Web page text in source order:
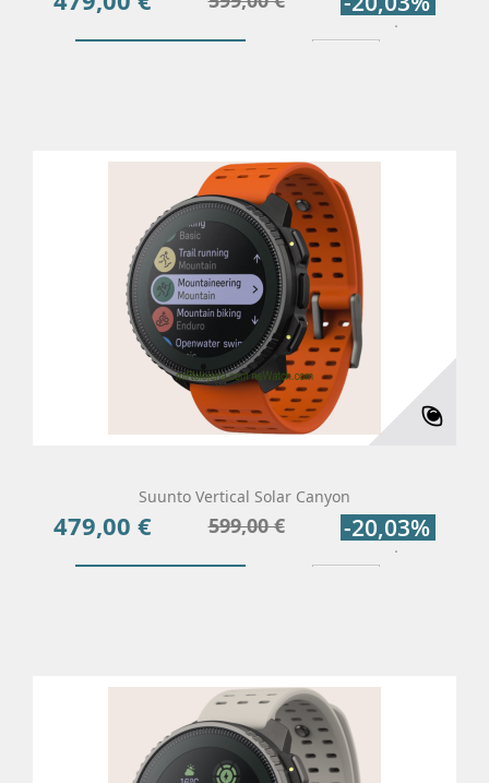
Suunto Vertical Solar Canyon
Precio
479,00 €
Precio
599,00 € -20,03%